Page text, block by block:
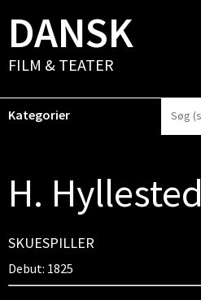
DANSK
FILM & TEATER
Kategorier
H. Hyllested
SKUESPILLER
Debut: 1825